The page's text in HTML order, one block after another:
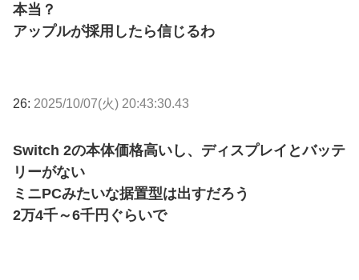
本当？
アップルが採用したら信じるわ
26: 2025/10/07(火) 20:43:30.43
Switch 2の本体価格高いし、ディスプレイとバッテ
リーがない
ミニPCみたいな据置型は出すだろう
2万4千～6千円ぐらいで